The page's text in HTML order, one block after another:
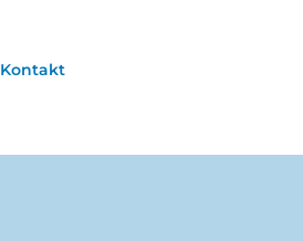
Kontakt